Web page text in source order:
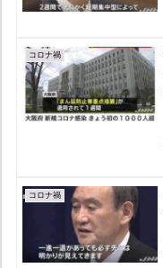
コロナ禍
コロナ禍